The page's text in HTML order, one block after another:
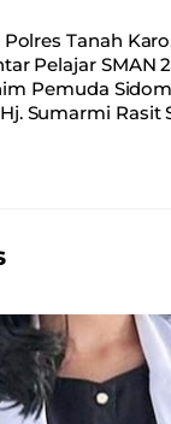
ar
e
Tanah
Pelajar SMAN
Pemuda
Sumarmi Rasit